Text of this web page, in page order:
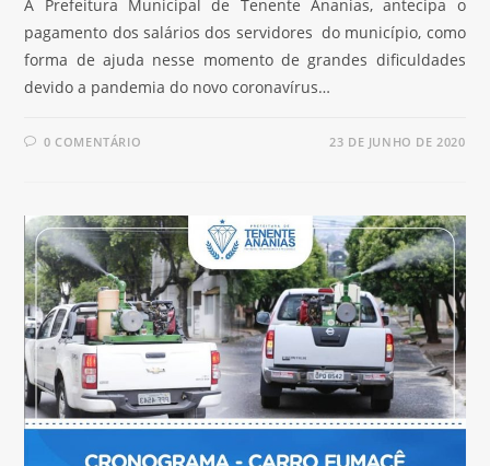
A Prefeitura Municipal de Tenente Ananias, antecipa o
pagamento dos salários dos servidores do município, como
forma de ajuda nesse momento de grandes dificuldades
devido a pandemia do novo coronavírus…
0 COMENTÁRIO 23 DE JUNHO DE 2020